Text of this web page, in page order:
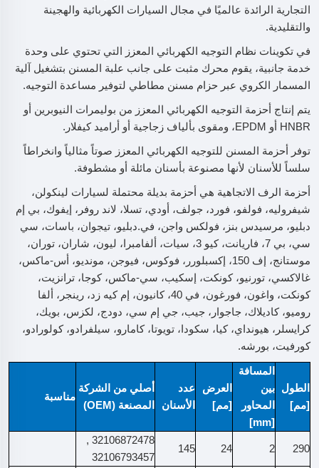
التجارية الرائدة عالميًا في مجال السيارات الكهربائية والهجينة
والتقليدية.
في تكوينات نظام التوجيه الكهربائي المعزز التي تحتوي على وحدة
خدمة جانبية، يقوم محرك مثبت على جانب علبة المسنن بتشغيل آلية
المسمار الكروي عبر حزام مسنن مطاطي لتوفير مساعدة التوجيه.
يتم إنتاج أحزمة التوجيه الكهربائي المعزز من بوليمرات النيوبرين أو
HNBR أو EPDM، ومقوى بألياف زجاجية أو أراميد كيفلار.
توفر أحزمة المسنن للتوجيه الكهربائي المعزز صوتاً مثالياً وانخراطاً
سلساً للأسنان لأنها مصنوعة بأسنان مائلة أو مشطوفة.
أحزمة الرف الاتجاهية هي أحزمة بديلة محتملة لسيارات لينكولن،
شيفروليه، فولفو، فورد، جولف، أودي، تسلا، لاند روفر، إيفوك، بي إم
دبليو، مرسيدس بنز، فولكس واجن، في.دبليو، تيجوان، باسات، سي
سي، بي 7، فاريانت، كيو 3، سيات، ألفامبرا، ليون، شاران، توران،
موستانج، إف 150، إكسبلورر، فوكوس، فيوجن، مونديو، أس-ماكس،
غالاكسي، تورنيو، كونكت، إسكيب، سي-ماكس، كوجا، ترانزيت،
كونكت، واغون، فورغون، في 40، كانيون، إم كيه زد، رينجر، ألفا
روميو، كاديلاك، جاجوار، جيب، جي إم سي، دودج، لكزس، بويك،
كرايسلر، هيونداي، كيا، سكودا، تويوتا، كامارو، سيلفرادو، كولورادو،
كورفيت، بورشه.
الطول
[مم]
المسافة
بين
المحاور
[mm]
العرض
[مم]
عدد
الأسنان
أصلي من الشركة
المصنعة (OEM)
مناسبة
290
2
24
145
32106872478 ,
32106793457